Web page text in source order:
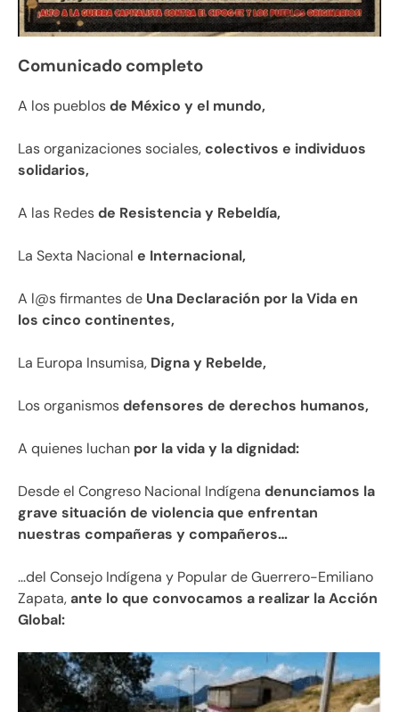
Comunicado completo
A los pueblosde México y el mundo,
Las organizaciones sociales,colectivos e individuos
solidarios,
A las Redesde Resistencia y Rebeldía,
La Sexta Nacional e Internacional,
A l@s firmantes de Una Declaración por la Vida en
los cinco continentes,
La Europa Insumisa, Digna y Rebelde,
Los organismosdefensores de derechos humanos,
A quienes luchan por la vida y la dignidad:
Desde el Congreso Nacional Indígena denunciamos la
grave situación de violencia que enfrentan
nuestras compañeras y compañeros…
…del Consejo Indígena y Popular de Guerrero-Emiliano
Zapata,ante lo que convocamos a realizar la Acción
Global: